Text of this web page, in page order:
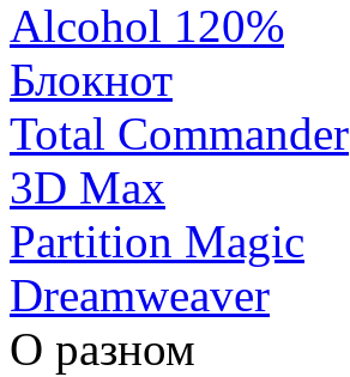
Alcohol 120%
Блокнот
Total Commander
3D Max
Partition Magic
Dreamweaver
О разном